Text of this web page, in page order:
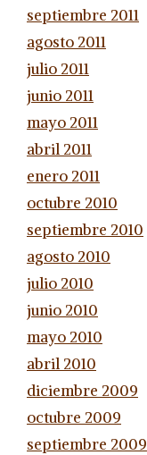
septiembre 2011
agosto 2011
julio 2011
junio 2011
mayo 2011
abril 2011
enero 2011
octubre 2010
septiembre 2010
agosto 2010
julio 2010
junio 2010
mayo 2010
abril 2010
diciembre 2009
octubre 2009
septiembre 2009